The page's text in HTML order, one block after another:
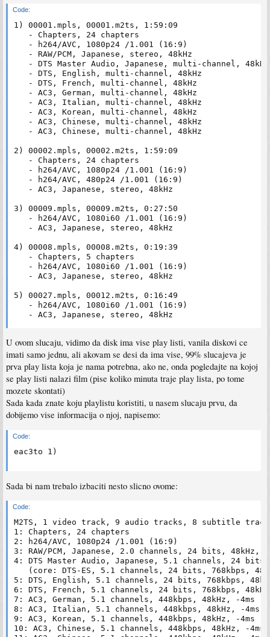
Code:
1) 00001.mpls, 00001.m2ts, 1:59:09
   - Chapters, 24 chapters
   - h264/AVC, 1080p24 /1.001 (16:9)
   - RAW/PCM, Japanese, stereo, 48kHz
   - DTS Master Audio, Japanese, multi-channel, 48kHz
   - DTS, English, multi-channel, 48kHz
   - DTS, French, multi-channel, 48kHz
   - AC3, German, multi-channel, 48kHz
   - AC3, Italian, multi-channel, 48kHz
   - AC3, Korean, multi-channel, 48kHz
   - AC3, Chinese, multi-channel, 48kHz
   - AC3, Chinese, multi-channel, 48kHz
2) 00002.mpls, 00002.m2ts, 1:59:09
   - Chapters, 24 chapters
   - h264/AVC, 1080p24 /1.001 (16:9)
   - h264/AVC, 480p24 /1.001 (16:9)
   - AC3, Japanese, stereo, 48kHz
3) 00009.mpls, 00009.m2ts, 0:27:50
   - h264/AVC, 1080i60 /1.001 (16:9)
   - AC3, Japanese, stereo, 48kHz
4) 00008.mpls, 00008.m2ts, 0:19:39
   - Chapters, 5 chapters
   - h264/AVC, 1080i60 /1.001 (16:9)
   - AC3, Japanese, stereo, 48kHz
5) 00027.mpls, 00012.m2ts, 0:16:49
   - h264/AVC, 1080i60 /1.001 (16:9)
   - AC3, Japanese, stereo, 48kHz
   - h264/AVC, 1080i60 /1.001 (16:9)
   - AC3, Japanese, stereo, 48kHz
U ovom slucaju, vidimo da disk ima vise play listi, vanila diskovi ce
imati samo jednu, ali akovam se desi da ima vise, 99% slucajeva je
prva play lista koja je nama potrebna, ako ne, onda pogledajte na kojoj
se play listi nalazi film (pise koliko minuta traje play lista, po tome
mozete skontati)
Sada kada znate koju playlistu koristiti, u nasem slucaju prvu, da
dobijemo vise informacija o njoj, napisemo:
Code:
eac3to 1)
Sada bi nam trebalo izbaciti nesto slicno ovome:
Code:
M2TS, 1 video track, 9 audio tracks, 8 subtitle
1: Chapters, 24 chapters
2: h264/AVC, 1080p24 /1.001 (16:9)
3: RAW/PCM, Japanese, 2.0 channels, 24 bits, 48kHz, -
4: DTS Master Audio, Japanese, 5.1 channels, 24 bits,
(core: DTS-ES, 5.1 channels, 24 bits, 768kbps,
5: DTS, English, 5.1 channels, 24 bits, 768kbps,
6: DTS, French, 5.1 channels, 24 bits, 768kbps,
7: AC3, German, 5.1 channels, 448kbps, 48kHz, -4ms
8: AC3, Italian, 5.1 channels, 448kbps, 48kHz, -4ms
9: AC3, Korean, 5.1 channels, 448kbps, 48kHz, -4ms
10: AC3, Chinese, 5.1 channels, 448kbps, 48kHz, -4ms